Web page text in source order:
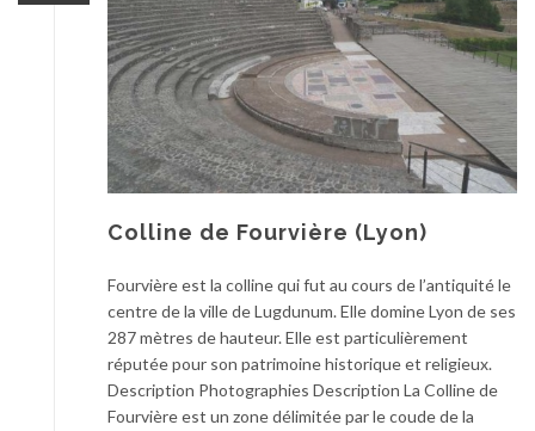
Colline de Fourvière (Lyon)
Fourvière est la colline qui fut au cours de l’antiquité le
centre de la ville de Lugdunum. Elle domine Lyon de ses
287 mètres de hauteur. Elle est particulièrement
réputée pour son patrimoine historique et religieux.
Description Photographies Description La Colline de
Fourvière est un zone délimitée par le coude de la